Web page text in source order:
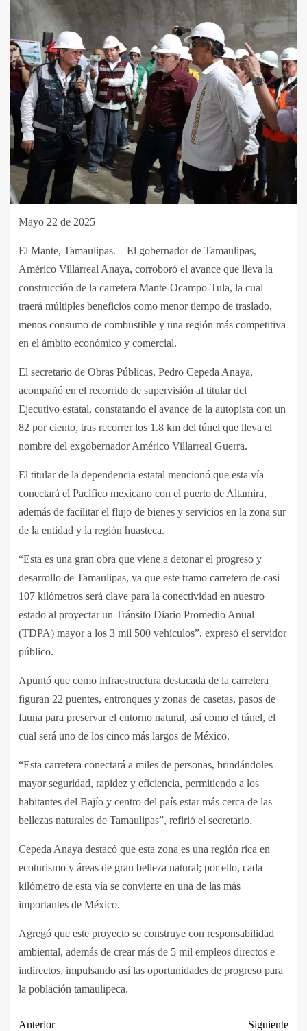
Mayo 22 de 2025
El Mante, Tamaulipas. – El gobernador de Tamaulipas,
Américo Villarreal Anaya, corroboró el avance que lleva la
construcción de la carretera Mante-Ocampo-Tula, la cual
traerá múltiples beneficios como menor tiempo de traslado,
menos consumo de combustible y una región más competitiva
en el ámbito económico y comercial.
El secretario de Obras Públicas, Pedro Cepeda Anaya,
acompañó en el recorrido de supervisión al titular del
Ejecutivo estatal, constatando el avance de la autopista con un
82 por ciento, tras recorrer los 1.8 km del túnel que lleva el
nombre del exgobernador Américo Villarreal Guerra.
El titular de la dependencia estatal mencionó que esta vía
conectará el Pacífico mexicano con el puerto de Altamira,
además de facilitar el flujo de bienes y servicios en la zona sur
de la entidad y la región huasteca.
“Esta es una gran obra que viene a detonar el progreso y
desarrollo de Tamaulipas, ya que este tramo carretero de casi
107 kilómetros será clave para la conectividad en nuestro
estado al proyectar un Tránsito Diario Promedio Anual
(TDPA) mayor a los 3 mil 500 vehículos”, expresó el servidor
público.
Apuntó que como infraestructura destacada de la carretera
figuran 22 puentes, entronques y zonas de casetas, pasos de
fauna para preservar el entorno natural, así como el túnel, el
cual será uno de los cinco más largos de México.
“Esta carretera conectará a miles de personas, brindándoles
mayor seguridad, rapidez y eficiencia, permitiendo a los
habitantes del Bajío y centro del país estar más cerca de las
bellezas naturales de Tamaulipas”, refirió el secretario.
Cepeda Anaya destacó que esta zona es una región rica en
ecoturismo y áreas de gran belleza natural; por ello, cada
kilómetro de esta vía se convierte en una de las más
importantes de México.
Agregó que este proyecto se construye con responsabilidad
ambiental, además de crear más de 5 mil empleos directos e
indirectos, impulsando así las oportunidades de progreso para
la población tamaulipeca.
Anterior Siguiente